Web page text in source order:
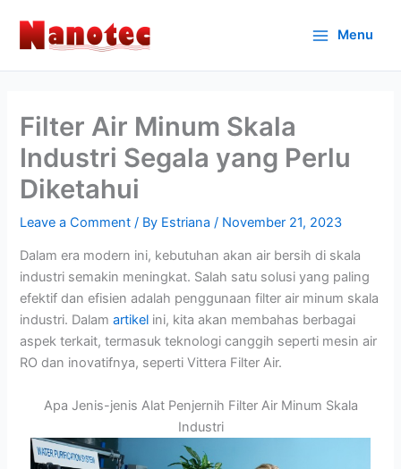
content
Menu
Filter Air Minum Skala
Industri Segala yang Perlu
Diketahui
Leave a Comment / By Estriana/ November 21, 2023
Dalam era modern ini, kebutuhan akan air bersih di skala
industri semakin meningkat. Salah satu solusi yang paling
efektif dan efisien adalah penggunaan filter air minum skala
industri. Dalamartikel ini, kita akan membahas berbagai
aspek terkait, termasuk teknologi canggih seperti mesin air
RO dan inovatifnya, seperti Vittera Filter Air.
Apa Jenis-jenis Alat Penjernih Filter Air Minum Skala
Industri